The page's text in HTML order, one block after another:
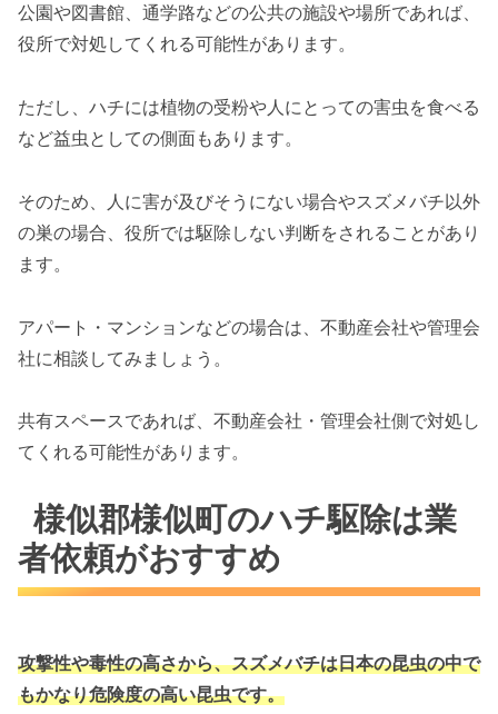
公園や図書館、通学路などの公共の施設や場所であれば、
役所で対処してくれる可能性があります。
ただし、ハチには植物の受粉や人にとっての害虫を食べる
など益虫としての側面もあります。
そのため、人に害が及びそうにない場合やスズメバチ以外
の巣の場合、役所では駆除しない判断をされることがあり
ます。
アパート・マンションなどの場合は、不動産会社や管理会
社に相談してみましょう。
共有スペースであれば、不動産会社・管理会社側で対処し
てくれる可能性があります。
様似郡様似町のハチ駆除は業
者依頼がおすすめ
攻撃性や毒性の高さから、スズメバチは日本の昆虫の中で
もかなり危険度の高い昆虫です。